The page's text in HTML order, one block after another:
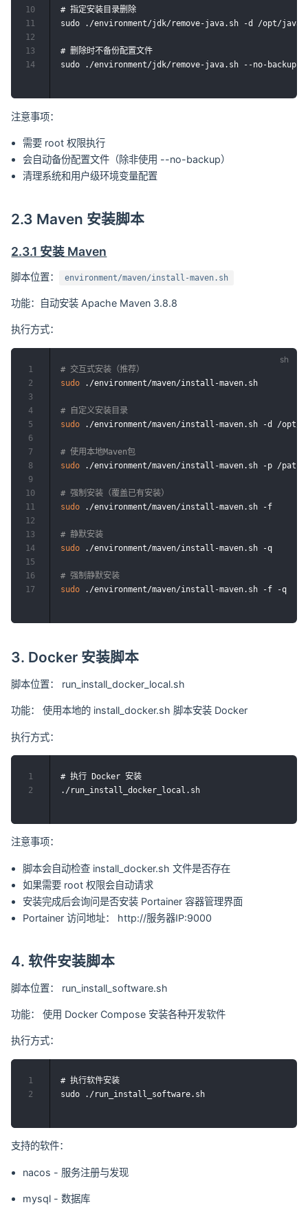
# 指定安装目录删除
sudo ./environment/jdk/remove-java.sh -d /opt/java
# 删除时不备份配置文件
10
11
12
13
14
注意事项：
需要 root 权限执行
会自动备份配置文件（除非使用 --no-backup）
清理系统和用户级环境变量配置
2.3 Maven 安装脚本
2.3.1 安装 Maven
脚本位置： environment/maven/install-maven.sh
功能：自动安装 Apache Maven 3.8.8
执行方式：
# 交互式安装（推荐）
sudo ./environment/maven/install-maven.sh
# 自定义安装目录
sudo ./environment/maven/install-maven.sh -d /opt/
# 使用本地Maven包
sudo ./environment/maven/install-maven.sh -p /path/
# 强制安装（覆盖已有安装）
sudo ./environment/maven/install-maven.sh -f
# 静默安装
sudo ./environment/maven/install-maven.sh -q
# 强制静默安装
sudo
1
2
3
4
5
6
7
8
9
10
11
12
13
14
15
16
17
3. Docker 安装脚本
脚本位置： run_install_docker_local.sh
功能： 使用本地的 install_docker.sh 脚本安装 Docker
执行方式：
# 执行 Docker 安装
1
2
注意事项：
脚本会自动检查 install_docker.sh 文件是否存在
如果需要 root 权限会自动请求
安装完成后会询问是否安装 Portainer 容器管理界面
Portainer 访问地址： http://服务器IP:9000
4. 软件安装脚本
脚本位置： run_install_software.sh
功能： 使用 Docker Compose 安装各种开发软件
执行方式：
# 执行软件安装
1
2
支持的软件：
nacos - 服务注册与发现
mysql - 数据库